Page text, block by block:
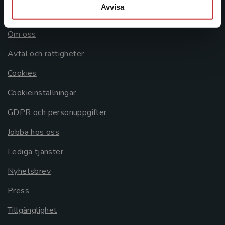
Avvisa
Om oss
Avtal och rättigheter
Cookies
Cookieinställningar
GDPR och personuppgifter
Jobba hos oss
Lediga tjänster
Nyhetsbrev
Press
Tillgänglighet